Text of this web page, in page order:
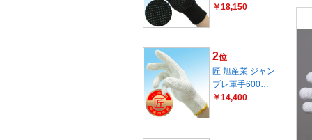
￥18,150
2位
匠 旭産業 ジャン
ブレ軍手600…
￥14,400